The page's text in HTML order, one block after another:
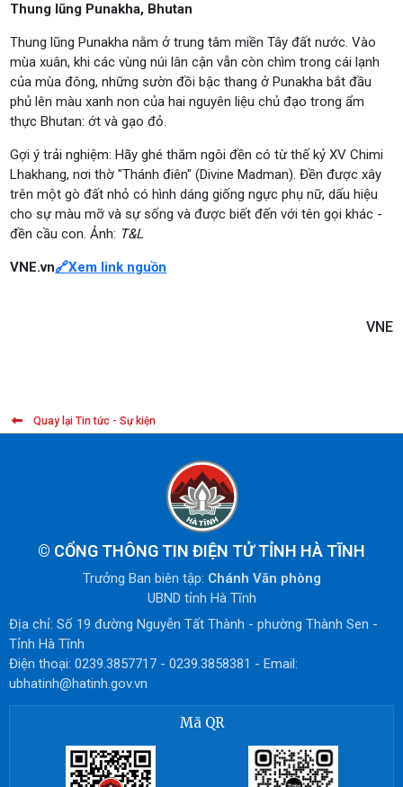
Thung lũng Punakha, Bhutan
Thung lũng Punakha nằm ở trung tâm miền Tây đất nước. Vào
mùa xuân, khi các vùng núi lân cận vẫn còn chìm trong cái lạnh
của mùa đông, những sườn đồi bậc thang ở Punakha bắt đầu
phủ lên màu xanh non của hai nguyên liệu chủ đạo trong ẩm
thực Bhutan: ớt và gạo đỏ.
Gợi ý trải nghiệm: Hãy ghé thăm ngôi đền có từ thế kỷ XV Chimi
Lhakhang, nơi thờ "Thánh điên" (Divine Madman). Đền được xây
trên một gò đất nhỏ có hình dáng giống ngực phụ nữ, dấu hiệu
cho sự màu mỡ và sự sống và được biết đến với tên gọi khác -
đền cầu con. Ảnh: T&L
VNE.vn🔗Xem link nguồn
VNE
Quay lại Tin tức - Sự kiện
© CỔNG THÔNG TIN ĐIỆN TỬ TỈNH HÀ TĨNH
Trưởng Ban biên tập: Chánh Văn phòng
UBND tỉnh Hà Tĩnh
Địa chỉ: Số 19 đường Nguyễn Tất Thành - phường Thành Sen -
Tỉnh Hà Tĩnh
Điện thoại: 0239.3857717 - 0239.3858381 - Email:
ubhatinh@hatinh.gov.vn
Mã QR